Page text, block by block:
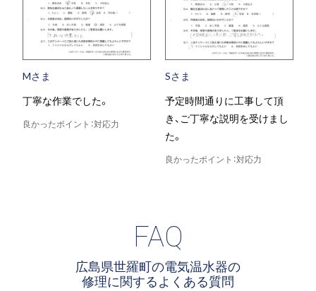
Mさま
丁寧な作業でした。
良かったポイント：対応力
Sさま
予定時間通りに工事して頂
き、ご丁寧な説明を受けまし
た。
良かったポイント：対応力
FAQ
広島県世羅町の電気温水器の
修理に関するよくある質問